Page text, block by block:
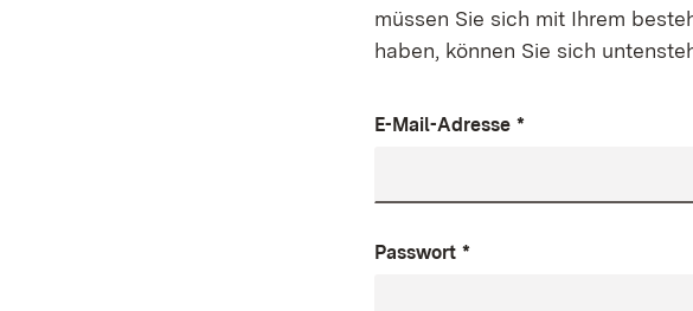
müssen Sie sich mit Ihrem
haben, können Sie sich
E-Mail-Adresse *
Passwort *